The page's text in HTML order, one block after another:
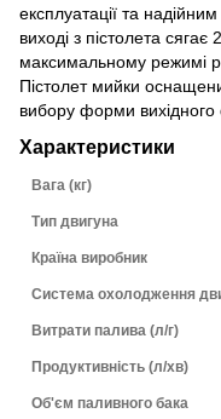
експлуатації та
виході з пістолета
максимальному режимі
Пістолет мийки
вибору форми вихідного
Характеристики
Вага (кг)
Тип двигуна
Країна виробник
Система охолодження
Витрати палива (л/г)
Продуктивність (л/хв)
Об'єм паливного бака